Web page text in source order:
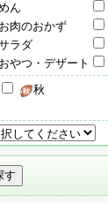
ん
お肉のおかず
ラダ
おやつ・デザート
秋